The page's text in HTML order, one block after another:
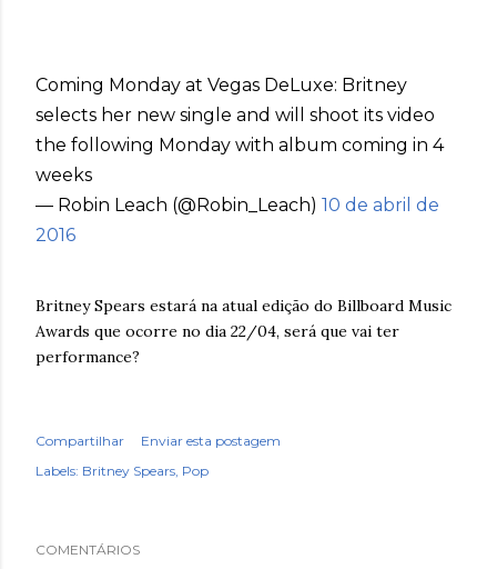
Coming Monday at Vegas DeLuxe: Britney
selects her new single and will shoot its video
the following Monday with album coming in 4
weeks
— Robin Leach (@Robin_Leach) 10 de abril de
2016
Britney Spears estará na atual edição do Billboard Music
Awards que ocorre no dia 22/04, será que vai ter
performance?
Compartilhar
Enviar esta postagem
Labels: Britney Spears Pop
COMENTÁRIOS